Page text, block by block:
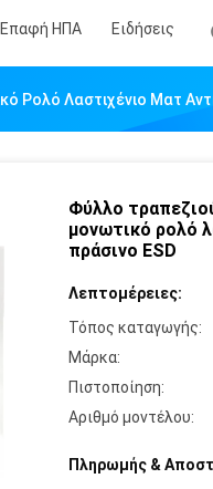
Επαφή ΗΠΑ Ειδήσεις
Ρολό Λαστιχένιο Ματ
Φύλλο
μονωτικό ρολό
πράσινο ESD
Λεπτομέρειες:
Τόπος καταγωγής:
Μάρκα:
Πιστοποίηση:
Αριθμό μοντέλου:
Πληρωμής &